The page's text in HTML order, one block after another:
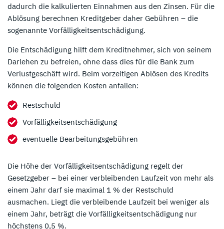
dadurch die kalkulierten Einnahmen aus den Zinsen. Für die
Ablösung berechnen Kreditgeber daher Gebühren – die
sogenannte Vorfälligkeitsentschädigung.
Die Entschädigung hilft dem Kreditnehmer, sich von seinem
Darlehen zu befreien, ohne dass dies für die Bank zum
Verlustgeschäft wird. Beim vorzeitigen Ablösen des Kredits
können die folgenden Kosten anfallen:
Restschuld
Vorfälligkeitsentschädigung
eventuelle Bearbeitungsgebühren
Die Höhe der Vorfälligkeitsentschädigung regelt der
Gesetzgeber – bei einer verbleibenden Laufzeit von mehr als
einem Jahr darf sie maximal 1 % der Restschuld
ausmachen. Liegt die verbleibende Laufzeit bei weniger als
einem Jahr, beträgt die Vorfälligkeitsentschädigung nur
höchstens 0,5 %.